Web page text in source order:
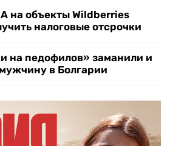
на объекты Wildberries
налоговые отсрочки
на педофилов» заманили и
в Болгарии